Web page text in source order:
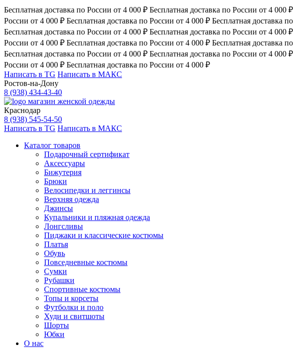
Бесплатная доставка по России от 4 000 ₽ Бесплатная доставка по России от 4 000 ₽
России от 4 000 ₽ Бесплатная доставка по России от 4 000 ₽ Бесплатная доставка
Бесплатная доставка по России от 4 000 ₽ Бесплатная доставка по России от 4 000 ₽
России от 4 000 ₽ Бесплатная доставка по России от 4 000 ₽ Бесплатная доставка
Бесплатная доставка по России от 4 000 ₽ Бесплатная доставка по России от 4 000 ₽
России от 4 000 ₽ Бесплатная доставка по России от 4 000 ₽
Написать в TG Написать в МАКС
Ростов-на-Дону
8 (938) 434-43-40
магазин женской одежды
Краснодар
8 (938) 545-54-50
Написать в TG Написать в МАКС
Каталог товаров
Подарочный сертификат
Аксессуары
Бижутерия
Брюки
Велосипедки и леггинсы
Верхняя одежда
Джинсы
Купальники и пляжная одежда
Лонгсливы
Пиджаки и классические костюмы
Платья
Обувь
Повседневные костюмы
Сумки
Рубашки
Спортивные костюмы
Топы и корсеты
Футболки и поло
Худи и свитшоты
Шорты
Юбки
О нас